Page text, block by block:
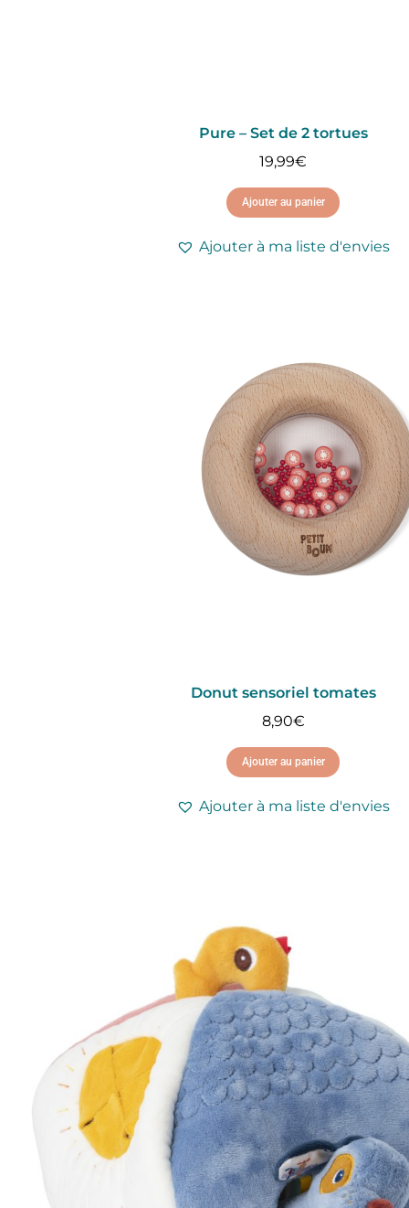
Pure – Set de 2 tortues
19,99€
Ajouter au panier
Ajouter à ma liste d'envies
Donut sensoriel tomates
8,90€
Ajouter au panier
Ajouter à ma liste d'envies